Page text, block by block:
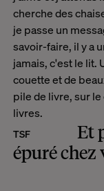
cherche des
je passe un
savoir-faire, il y a
jamais, c'est le lit.
couette et de
pile de livre, sur
livres.
TSF
Et
épuré chez